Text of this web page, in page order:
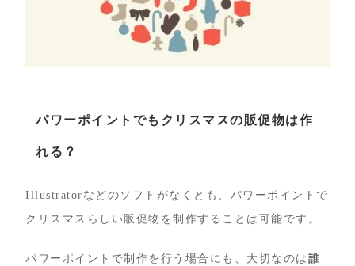
パワーポイントでもクリスマスの販促物は作
れる？
Illustratorなどのソフトがなくとも、パワーポイントで
クリスマスらしい販促物を制作することは可能です。
パワーポイントで制作を行う場合にも、大切なのは 誰